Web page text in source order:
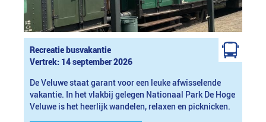
Recreatie busvakantie
Vertrek: 14 september 2026
De Veluwe staat garant voor een leuke afwisselende
vakantie. In het vlakbij gelegen Nationaal Park De Hoge
Veluwe is het heerlijk wandelen, relaxen en picknicken.